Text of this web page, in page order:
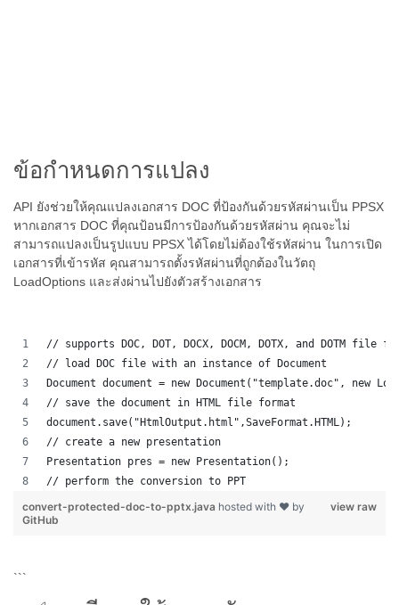
ข้อกำหนดการแปลง
API ยังช่วยให้คุณแปลงเอกสาร DOC ที่ป้องกันด้วยรหัสผ่านเป็น PPSX
หากเอกสาร DOC ที่คุณป้อนมีการป้องกันด้วยรหัสผ่าน คุณจะไม่
สามารถแปลงเป็นรูปแบบ PPSX ได้โดยไม่ต้องใช้รหัสผ่าน ในการเปิด
เอกสารที่เข้ารหัส คุณสามารถตั้งรหัสผ่านที่ถูกต้องในวัตถุ
LoadOptions และส่งผ่านไปยังตัวสร้างเอกสาร
// supports DOC, DOT, DOCX, DOCM, DOTX, and DOTM file
// load DOC file with an instance of Document
Document document = new Document("template.doc", new
// save the document in HTML file format
document.save("HtmlOutput.html",SaveFormat.HTML);
// create a new presentation
Presentation pres = new Presentation();
// perform the conversion to PPT
view raw
convert-protected-doc-to-pptx.java hosted with ❤ by
GitHub
```